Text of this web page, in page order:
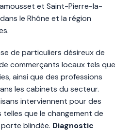
et Saint-Pierre-la-
le Rhône et la région
de particuliers désireux de
commerçants locaux tels que
ainsi que des professions
les cabinets du secteur.
interviennent pour des
que le changement de
blindée. Diagnostic